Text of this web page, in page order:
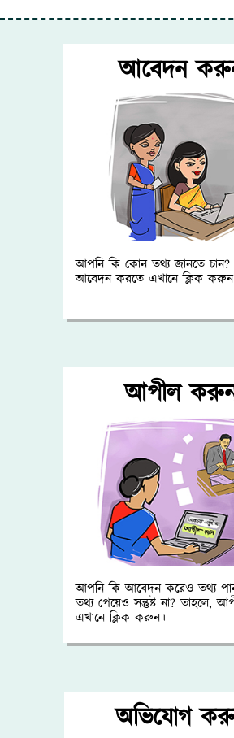
আবেদন
আপনি কি কোন তথ্য জানতে চান?
আবেদন করতে এখানে ক্লিক
আপীল
আপনি কি আবেদন করেও তথ্য
তথ্য পেয়েও সন্তুষ্ট না? তাহলে,
এখানে ক্লিক করুন।
অভিযোগ